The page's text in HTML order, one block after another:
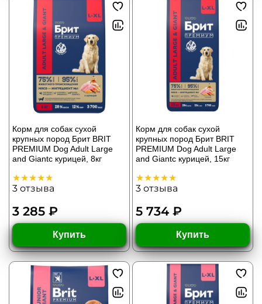
Корм для собак сухой
крупных пород Брит BRIT
PREMIUM Dog Adult Large
and Giantс курицей, 8кг
3 отзыва
3 285 ₽
Купить
Корм для собак сухой
крупных пород Брит BRIT
PREMIUM Dog Adult Large
and Giantс курицей, 15кг
3 отзыва
5 734 ₽
Купить